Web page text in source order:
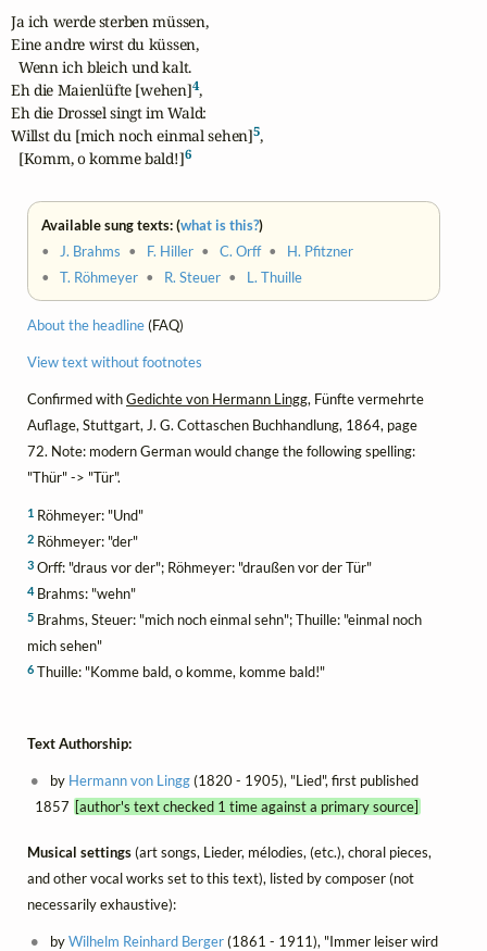
Ja ich werde sterben müssen,
Eine andre wirst du küssen,
  Wenn ich bleich und kalt.
Eh die Maienlüfte [wehen]4,
Eh die Drossel singt im Wald:
Willst du [mich noch einmal sehen]5,
  [Komm, o komme bald!]
6
Available sung texts: (what is this?)
•
J. Brahms • F. Hiller •C. Orff • H. Pfitzner
•T. Röhmeyer • R. Steuer • L. Thuille
About the headline(FAQ)
View text without footnotes
Confirmed withGedichte von Hermann Lingg, Fünfte vermehrte
Auflage, Stuttgart, J. G. Cottaschen Buchhandlung, 1864, page
72. Note: modern German would change the following spelling:
"Thür" -> "Tür".
1 Röhmeyer: "Und"
2 Röhmeyer: "der"
3 Orff: "draus vor der"; Röhmeyer: "draußen vor der Tür"
4Brahms: "wehn"
5 Brahms, Steuer: "mich noch einmal sehn"; Thuille: "einmal noch
mich sehen"
6 Thuille: "Komme bald, o komme, komme bald!"
Text Authorship:
by Hermann von Lingg(1820 - 1905), "Lied", first published
1857 [author's text checked 1 time against a primary source]
Musical settings(art songs, Lieder, mélodies, (etc.), choral pieces,
and other vocal works set to this text), listed by composer (not
necessarily exhaustive):
byWilhelm Reinhard Berger(1861 - 1911), "Immer leiser wird